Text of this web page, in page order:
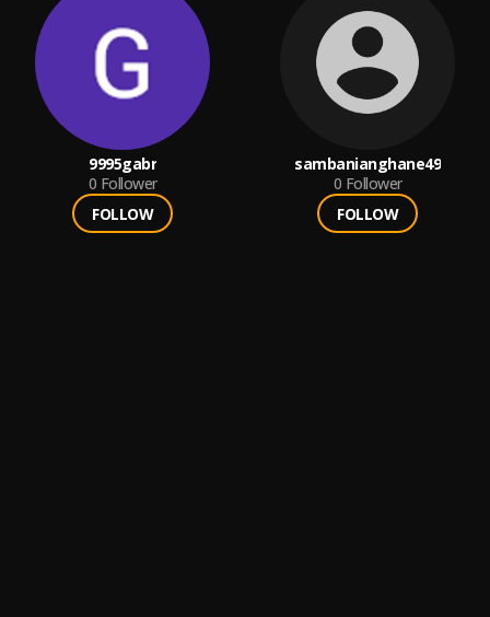
9995gabr
0 Follower
FOLLOW
sambanianghane49
0 Follower
FOLLOW